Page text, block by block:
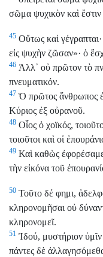
σῶμα ψυχικὸν καὶ
45 Οὕτως καὶ
εἰς ψυχὴν ζῶσαν»· ὁ
46 Ἀλλ᾿ οὐ πρῶτον τὸ
πνευματικόν.
47 Ὁ πρῶτος ἄνθρωπος
Κύριος ἐξ οὐρανοῦ.
48 Οἷος ὁ χοϊκός,
τοιοῦτοι καὶ οἱ
49 Καὶ καθὼς
τὴν εἰκόνα τοῦ
50 Τοῦτο δέ φημι,
κληρονομῆσαι οὐ
κληρονομεῖ.
51 Ἰδού, μυστήριον
πάντες δὲ